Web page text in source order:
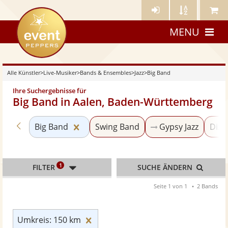
Künstler- Künstler Meine
eventpeppers
MENU
Alle Künstler>Live-Musiker>Bands & Ensembles>Jazz>Big Band
Ihre Suchergebnisse für
Big Band in Aalen, Baden-Württemberg
Zurück zu «Jazz»
Big Band Kategorie «Big Band» zurücksetzen
Swing Band Gypsy Jazz
Umkreis: 150 km
FILTER 1 SUCHE ÄNDERN
Seite 1 von 1 2 Bands